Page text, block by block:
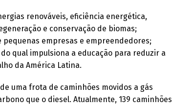
renováveis, eficiência energética,
e conservação de biomas;
empresas e empreendedores;
qual impulsiona a educação para reduzir a
da América Latina.
uma frota de caminhões movidos a gás
que o diesel. Atualmente, 139 caminhões